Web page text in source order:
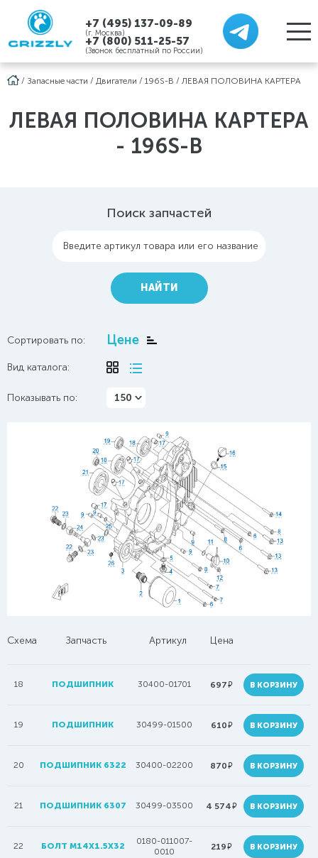
+7 (495) 137-09-89
(г. Москва)
+7 (800) 511-25-57
(Звонок бесплатный по России)
/ Запасные части / Двигатели / 196S-B / ЛЕВАЯ ПОЛОВИНА КАРТЕРА
ЛЕВАЯ ПОЛОВИНА КАРТЕРА
- 196S-B
Поиск запчастей
Введите артикул товара или его название
НАЙТИ
Сортировать по: Цене
Вид каталога:
Показывать по: 150
Схема Запчасть Артикул Цена
18 ПОДШИПНИК 30400-01701 697руб. В КОРЗИНУ
19 ПОДШИПНИК 30499-01500 610руб. В КОРЗИНУ
20 ПОДШИПНИК 6322 30400-02200 870руб. В КОРЗИНУ
21 ПОДШИПНИК 6307 30499-03500 4 574руб. В КОРЗИНУ
22 БОЛТ M14X1.5X32
0180-011007-
0010
219руб. В КОРЗИНУ